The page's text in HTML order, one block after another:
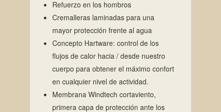
Refuerzo en los hombros
Cremalleras laminadas para una
mayor protección frente al agua
Concepto Hartware: control de los
flujos de calor hacia / desde nuestro
cuerpo para obtener el máximo confort
en cualquier nivel de actividad.
Membrana Windtech cortaviento,
primera capa de protección ante los